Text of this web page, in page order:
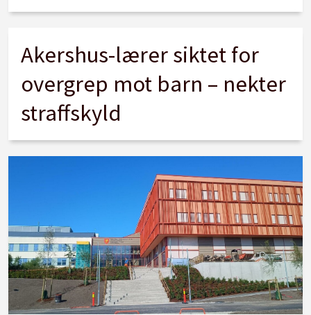
Akershus-lærer siktet for
overgrep mot barn – nekter
straffskyld